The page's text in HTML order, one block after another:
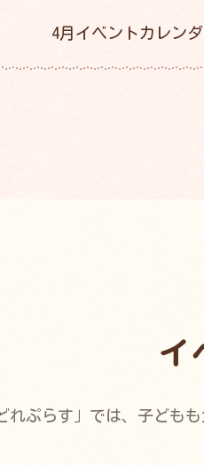
4月イベントカレン
イ
れぷらす」では、子ども